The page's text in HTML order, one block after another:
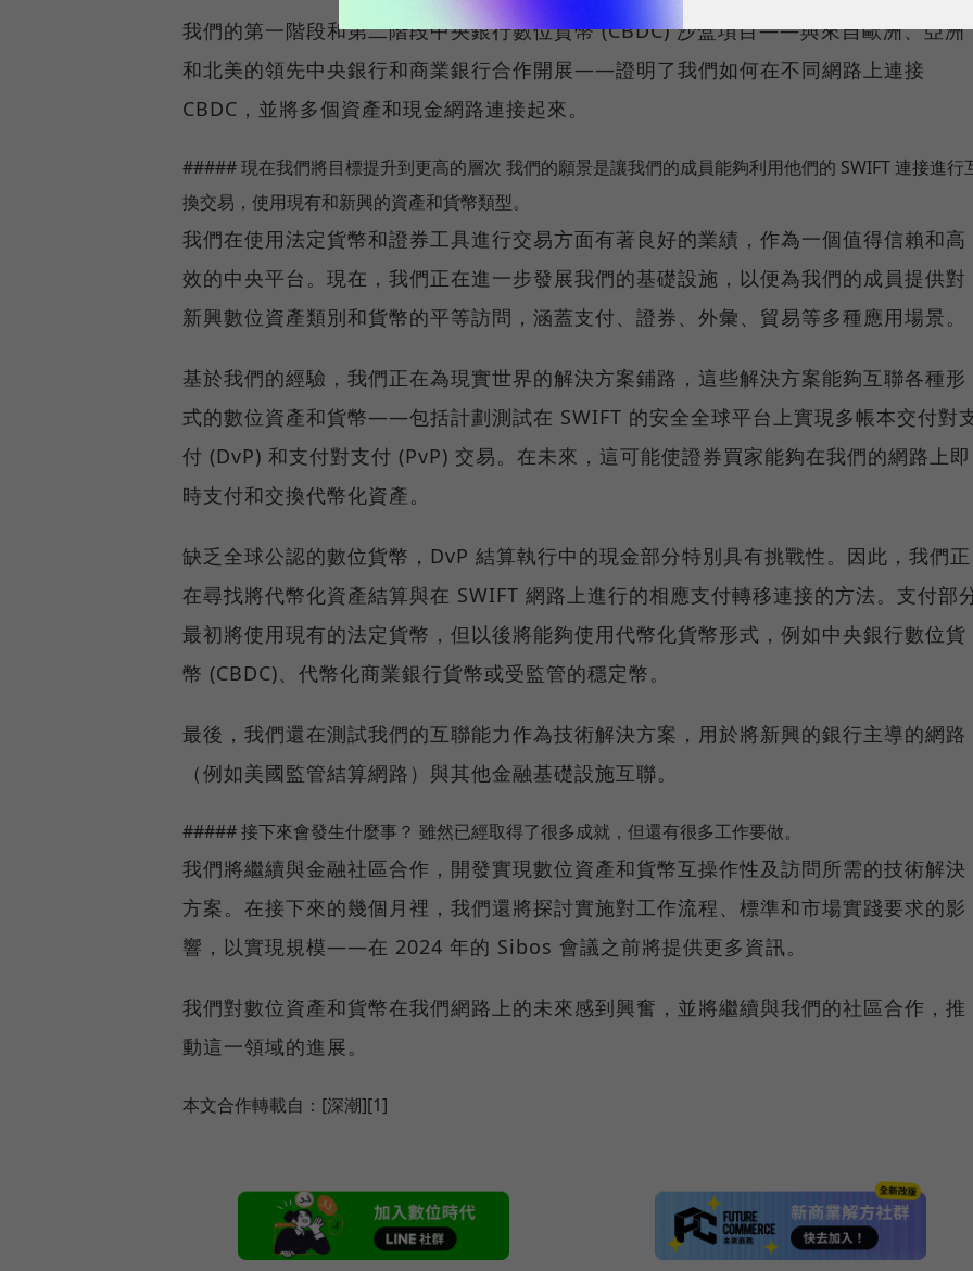
我們的第一階段和第二階段中央銀行數位貨幣 (CBDC) 沙盒項目——與來自歐洲、亞洲
和北美的領先中央銀行和商業銀行合作開展——證明了我們如何在不同網路上連接
CBDC，並將多個資產和現金網路連接起來。
##### 現在我們將目標提升到更高的層次 我們的願景是讓我們的成員能夠利用他們的 SWIFT 連接進行
換交易，使用現有和新興的資產和貨幣類型。
我們在使用法定貨幣和證券工具進行交易方面有著良好的業績，作為一個值得信賴和高
效的中央平台。現在，我們正在進一步發展我們的基礎設施，以便為我們的成員提供對
新興數位資產類別和貨幣的平等訪問，涵蓋支付、證券、外彙、貿易等多種應用場景。
基於我們的經驗，我們正在為現實世界的解決方案鋪路，這些解決方案能夠互聯各種形
式的數位資產和貨幣——包括計劃測試在 SWIFT 的安全全球平台上實現多帳本交付對
付 (DvP) 和支付對支付 (PvP) 交易。在未來，這可能使證券買家能夠在我們的網路上即
時支付和交換代幣化資產。
缺乏全球公認的數位貨幣，DvP 結算執行中的現金部分特別具有挑戰性。因此，我們正
在尋找將代幣化資產結算與在 SWIFT 網路上進行的相應支付轉移連接的方法。支付部
最初將使用現有的法定貨幣，但以後將能夠使用代幣化貨幣形式，例如中央銀行數位貨
幣 (CBDC)、代幣化商業銀行貨幣或受監管的穩定幣。
最後，我們還在測試我們的互聯能力作為技術解決方案，用於將新興的銀行主導的網路
（例如美國監管結算網路）與其他金融基礎設施互聯。
##### 接下來會發生什麼事？ 雖然已經取得了很多成就，但還有很多工作要做。
我們將繼續與金融社區合作，開發實現數位資產和貨幣互操作性及訪問所需的技術解決
方案。在接下來的幾個月裡，我們還將探討實施對工作流程、標準和市場實踐要求的影
響，以實現規模——在 2024 年的 Sibos 會議之前將提供更多資訊。
我們對數位資產和貨幣在我們網路上的未來感到興奮，並將繼續與我們的社區合作，推
動這一領域的進展。
本文合作轉載自：[深潮][1]